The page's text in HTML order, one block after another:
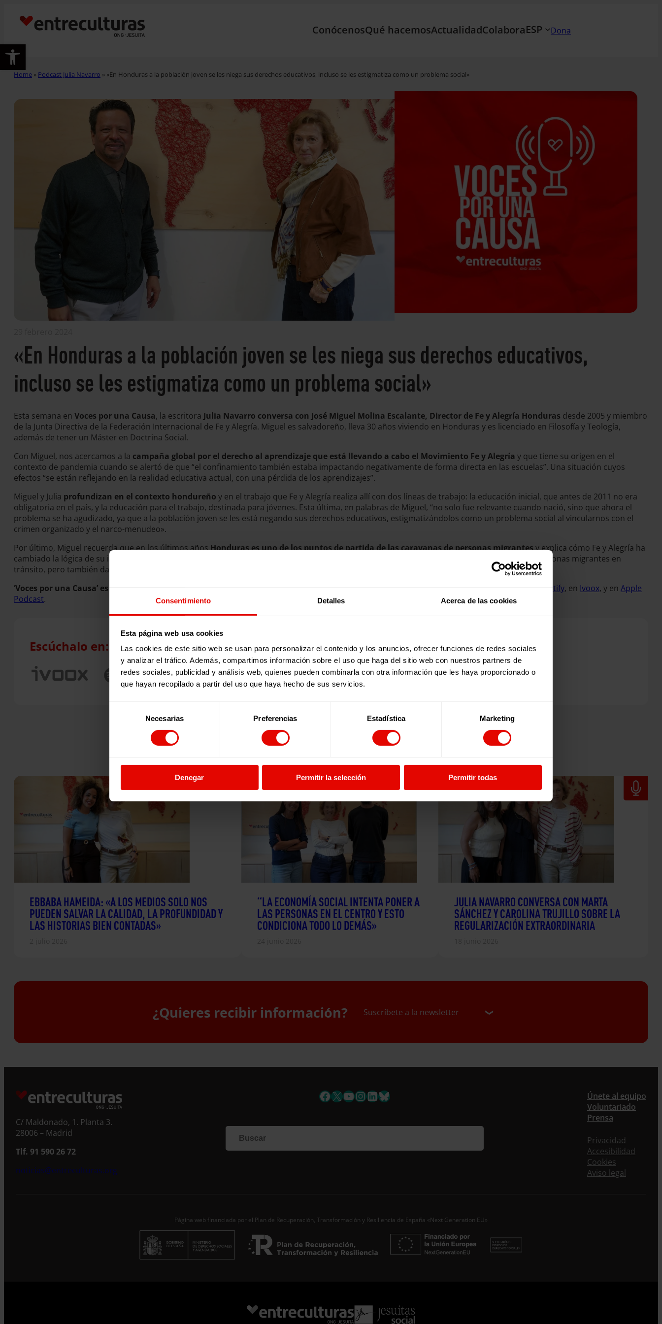
Consentimiento Detalles Acerca de las cookies
Esta página web usa cookies
Las cookies de este sitio web se usan para personalizar el contenido y los anuncios, ofrecer funciones de redes sociales
y analizar el tráfico. Además, compartimos información sobre el uso que haga del sitio web con nuestros partners de
redes sociales, publicidad y análisis web, quienes pueden combinarla con otra información que les haya proporcionado o
que hayan recopilado a partir del uso que haya hecho de sus servicios.
consentimiento
Necesarias Preferencias Estadística Marketing
Denegar Permitir la selección Permitir todas
Abrir barra de herramientas
ConócenosQué hacemosActualidadColaboraESP Dona
Home » Podcast Julia Navarro » «En Honduras a la población joven se les niega sus derechos educativos, incluso se les estigmatiza como un problema social»
«En Honduras a la población joven se les niega sus derechos educativos,
incluso se les estigmatiza como un problema social»
Esta semana en Voces por una Causa, la escritora Julia Navarro conversa con José Miguel Molina Escalante, Director de Fe y Alegría Honduras desde 2005 y miembro
de la Junta Directiva de la Federación Internacional de Fe y Alegría. Miguel es salvadoreño, lleva 30 años viviendo en Honduras y es licenciado en Filosofía y Teología,
además de tener un Máster en Doctrina Social.
Con Miguel, nos acercamos a la campaña global por el derecho al aprendizaje que está llevando a cabo el Movimiento Fe y Alegría y que tiene su origen en el
contexto de pandemia cuando se alertó de que “el confinamiento también estaba impactando negativamente de forma directa en las escuelas”. Una situación cuyos
efectos “se están reflejando en la realidad educativa actual, con una pérdida de los aprendizajes”.
Miguel y Julia profundizan en el contexto hondureño y en el trabajo que Fe y Alegría realiza allí con dos líneas de trabajo: la educación inicial, que antes de 2011 no era
obligatoria en el país, y la educación para el trabajo, destinada para jóvenes. Esta última, en palabras de Miguel, “no solo fue relevante cuando nació, sino que ahora el
problema se ha agudizado, ya que a la población joven se les está negando sus derechos educativos, estigmatizándolos como un problema social al vincularnos con el
crimen organizado y el narco-menudeo».
Por último, Miguel recuerda que en los últimos añosHonduras es uno de los puntos de partida de las caravanas de personas migrantesy explica cómo Fe y Alegría ha
cambiado la lógica de su intervención para adaptarse a este nuevo contexto. Miguel señala que el trabajo ahora se realiza “atendiendo a las personas migrantes en
tránsito, pero también dando oportunidades a las personas retornadas que vuelven con una sensación de fracaso”.
‘Voces por una Causa’ es el podcast semanal de Entreculturas Spotify, en Ivoox, y en Apple
Podcast.
Escúchalo en:
EBBABA HAMEIDA: «A LOS MEDIOS SOLO NOS
PUEDEN SALVAR LA CALIDAD, LA PROFUNDIDAD Y
LAS HISTORIAS BIEN CONTADAS»
“LA ECONOMÍA SOCIAL INTENTA PONER A
LAS PERSONAS EN EL CENTRO Y ESTO
CONDICIONA TODO LO DEMÁS»
JULIA NAVARRO CONVERSA CON MARTA
SÁNCHEZ Y CAROLINA TRUJILLO SOBRE LA
REGULARIZACIÓN EXTRAORDINARIA
¿Quieres recibir información? Suscríbete a la newsletter
Suscríbete a la newsletter
Si quieres recibir nuestra newsletter mensual y los
información, no dejes de completar este formulario.
Al instante, te daremos de alta en nuestra base de
datos y podrás estar al tanto de todas las novedades.
Correo electrónico *
C/ Maldonado, 1. Planta 3.
28006 – Madrid
Tlf. 91 590 26 72
noticias@entreculturas.org
Facebook
X YouTube
Instagram
LinkedIn
Bluesky
Únete al equipo
Voluntariado
Prensa
Privacidad
Accesibilidad
Cookies
Aviso legal
Página web financiada por el Plan de Recuperación, Transformación y Resiliencia de España «Next Generation EU»